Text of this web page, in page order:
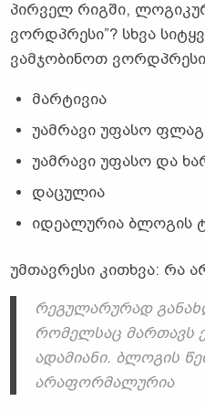
პირველ რიგში,
ვორდპრესი”? სხვა
ვამჯობინოთ
მარტივია
უამრავი უფასო
უამრავი უფასო და
დაცულია
იდეალურია ბლოგის
უმთავრესი კითხვა: რა
რეგულარურად
რომელსაც მართავს
ადამიანი. ბლოგის
არაფორმალურია